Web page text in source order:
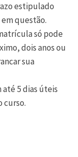
estipulado
questão.
só pode
dois anos ou
sua
até 5 dias úteis
curso.